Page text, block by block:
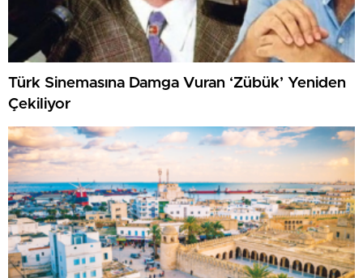
Türk Sinemasına Damga Vuran ‘Zübük’ Yeniden
Çekiliyor